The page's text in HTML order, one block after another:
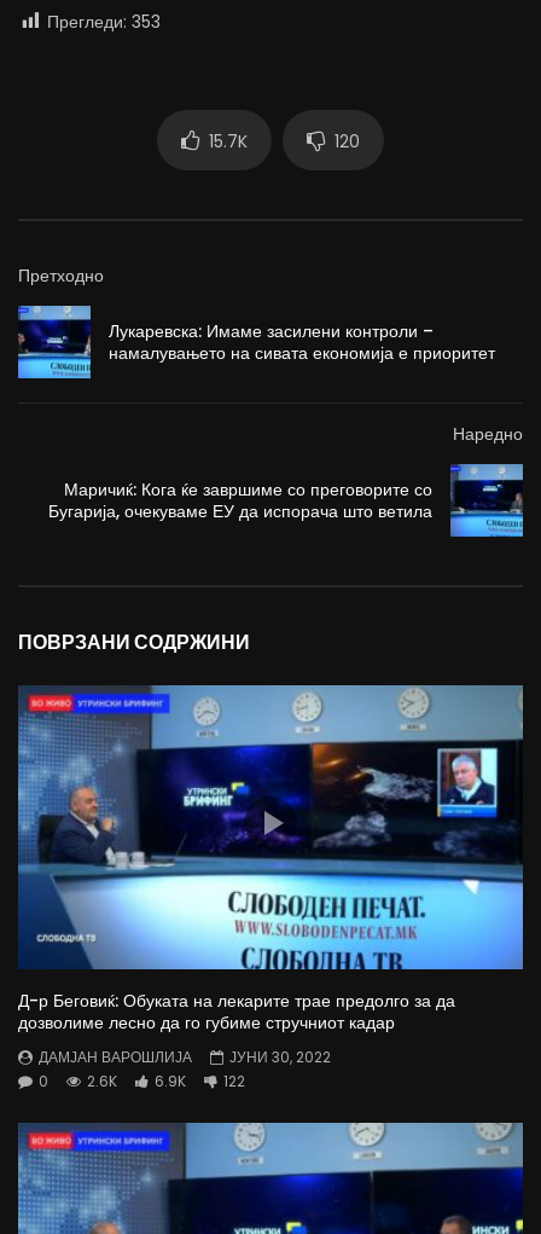
Прегледи: 353
15.7K 120
Претходно
Лукаревска: Имаме засилени контроли –
намалувањето на сивата економија е приоритет
Наредно
Маричиќ: Кога ќе завршиме со преговорите со
Бугарија, очекуваме ЕУ да испорача што ветила
ПОВРЗАНИ СОДРЖИНИ
Д-р Беговиќ: Обуката на лекарите трае предолго за да
дозволиме лесно да го губиме стручниот кадар
ДАМЈАН ВАРОШЛИЈА
ЈУНИ 30, 2022
0
2.6K 6.9K 122